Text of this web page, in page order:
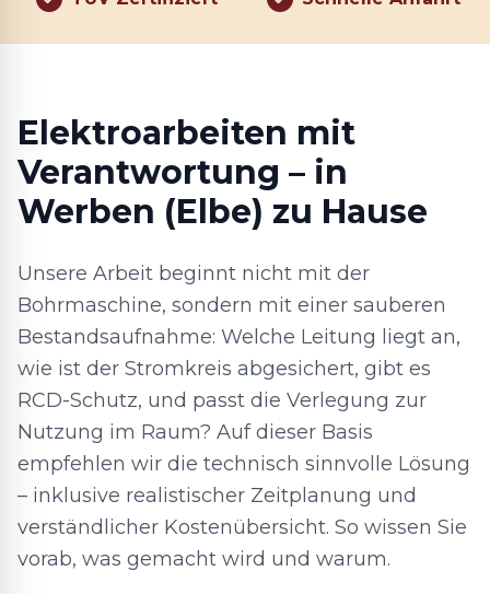
Elektroarbeiten mit
Verantwortung – in
Werben (Elbe) zu Hause
Unsere Arbeit beginnt nicht mit der
Bohrmaschine, sondern mit einer sauberen
Bestandsaufnahme: Welche Leitung liegt an,
wie ist der Stromkreis abgesichert, gibt es
RCD-Schutz, und passt die Verlegung zur
Nutzung im Raum? Auf dieser Basis
empfehlen wir die technisch sinnvolle Lösung
– inklusive realistischer Zeitplanung und
verständlicher Kostenübersicht. So wissen Sie
vorab, was gemacht wird und warum.